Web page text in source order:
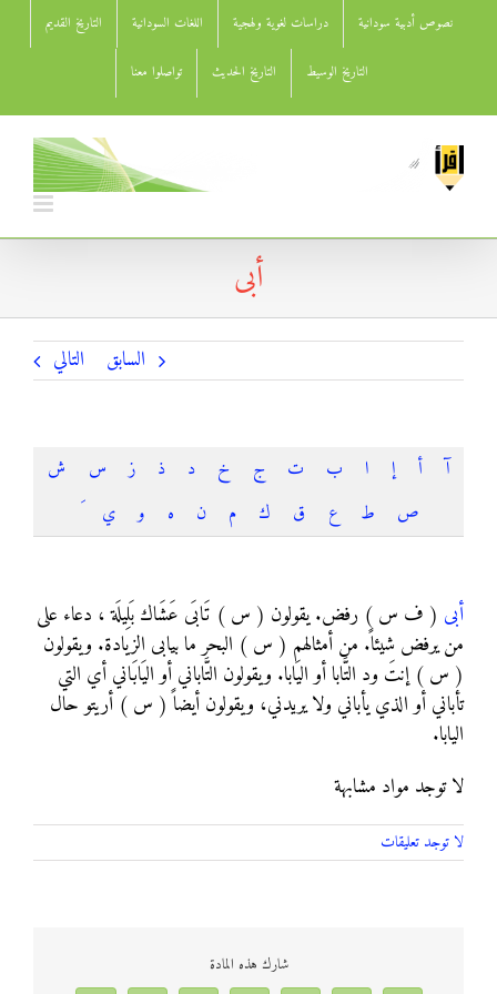
نصوص أدبية سودانية دراسات لغوية ولهجية اللغات السودانية التاريخ القديم
التاريخ الوسيط التاريخ الحديث تواصلوا معنا
أبى
السابق التالي
آ أ إ ا ب ت ج خ د ذ ز س
ش
ص
ط ع ق ك م ن ه و ي
أبى ( ف س ) رفض. يقولون ( س ) تَابَى عَشَاك بَلِيلَة ، دعاء على
من يرفض شيئاً. من أمثالهم ( س ) البحر ما بيابى الزيادة. ويقولون
( س ) إنتَ ود التَّابا أو اليَابا. ويقولون التَّاباني أو اليَابَاني أي التي
تأباني أو الذي يأباني ولا يريدني، ويقولون أيضاً ( س ) أريتو حال
اليابا.
لا توجد مواد مشابهة
لا توجد تعليقات
شارك هذه المادة